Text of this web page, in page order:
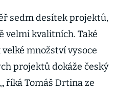
sedm desítek projektů,
velmi kvalitních. Také
množství vysoce
projektů dokáže český
říká Tomáš Drtina ze